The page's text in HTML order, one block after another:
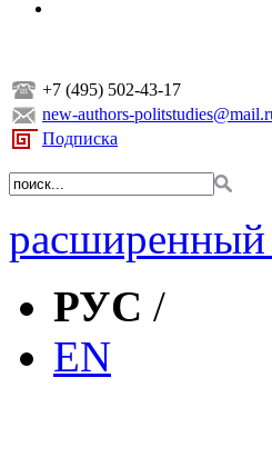
+7 (495) 502-43-17
new-authors-
Подписка
расширенный
РУС /
EN